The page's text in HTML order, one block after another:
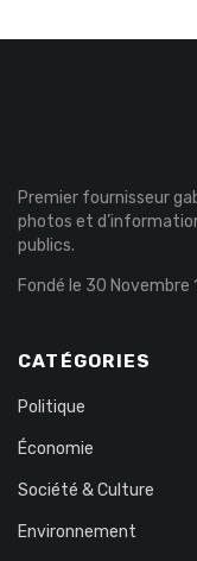
Premier fournisseur
photos et
publics.
Fondé le 30 Novembre
CATÉGORIES
Politique
Économie
Société & Culture
Environnement